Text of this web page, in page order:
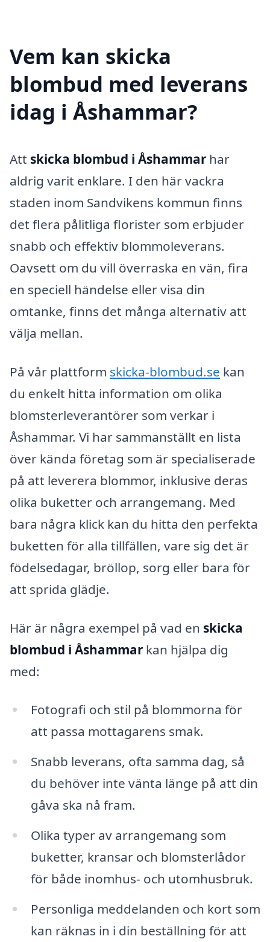
Vem kan skicka
blombud med leverans
idag i Åshammar?
Att skicka blombud i Åshammar har
aldrig varit enklare. I den här vackra
staden inom Sandvikens kommun finns
det flera pålitliga florister som erbjuder
snabb och effektiv blommoleverans.
Oavsett om du vill överraska en vän, fira
en speciell händelse eller visa din
omtanke, finns det många alternativ att
välja mellan.
På vår plattform skicka-blombud.se kan
du enkelt hitta information om olika
blomsterleverantörer som verkar i
Åshammar. Vi har sammanställt en lista
över kända företag som är specialiserade
på att leverera blommor, inklusive deras
olika buketter och arrangemang. Med
bara några klick kan du hitta den perfekta
buketten för alla tillfällen, vare sig det är
födelsedagar, bröllop, sorg eller bara för
att sprida glädje.
Här är några exempel på vad en skicka
blombud i Åshammar kan hjälpa dig
med:
Fotografi och stil på blommorna för
att passa mottagarens smak.
Snabb leverans, ofta samma dag, så
du behöver inte vänta länge på att din
gåva ska nå fram.
Olika typer av arrangemang som
buketter, kransar och blomsterlådor
för både inomhus- och utomhusbruk.
Personliga meddelanden och kort som
kan räknas in i din beställning för att